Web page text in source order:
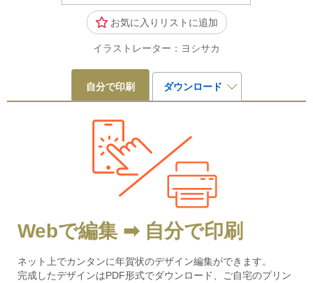
お気に入りリストに追加
イラストレーター：ヨシサカ
自分で印刷 ダウンロード
Webで編集 ➡ 自分で印刷
ネット上でカンタンに年賀状のデザイン編集ができます。
完成したデザインはPDF形式でダウンロード、ご自宅のプリン